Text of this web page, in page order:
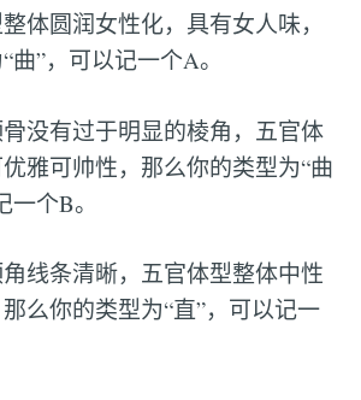
体圆润女性化，具有女人味，
”，可以记一个A。
没有过于明显的棱角，五官体
雅可帅性，那么你的类型为“曲
个B。
线条清晰，五官体型整体中性
么你的类型为“直”，可以记一